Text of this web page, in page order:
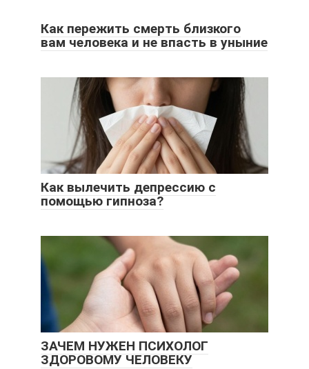
Как пережить смерть близкого
вам человека и не впасть в уныние
Как вылечить депрессию с
помощью гипноза?
ЗАЧЕМ НУЖЕН ПСИХОЛОГ
ЗДОРОВОМУ ЧЕЛОВЕКУ